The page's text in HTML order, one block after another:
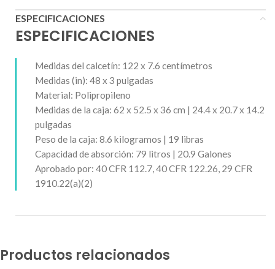
ESPECIFICACIONES
ESPECIFICACIONES
Medidas del calcetín: 122 x 7.6 centímetros
Medidas (in): 48 x 3 pulgadas
Material: Polipropileno
Medidas de la caja: 62 x 52.5 x 36 cm | 24.4 x 20.7 x 14.2
pulgadas
Peso de la caja: 8.6 kilogramos | 19 libras
Capacidad de absorción: 79 litros | 20.9 Galones
Aprobado por: 40 CFR 112.7, 40 CFR 122.26, 29 CFR
1910.22(a)(2)
Productos relacionados